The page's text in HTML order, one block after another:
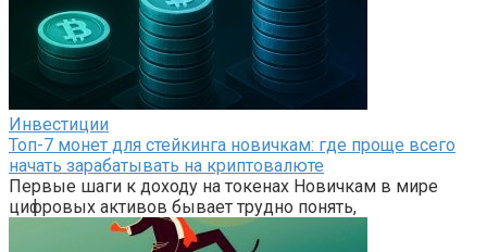
Инвестиции
Топ-7 монет для стейкинга новичкам: где проще всего
начать зарабатывать на криптовалюте
Первые шаги к доходу на токенах Новичкам в мире
цифровых активов бывает трудно понять,